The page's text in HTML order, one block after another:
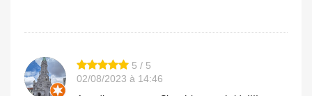
5 / 5
02/08/2023 à 14:46